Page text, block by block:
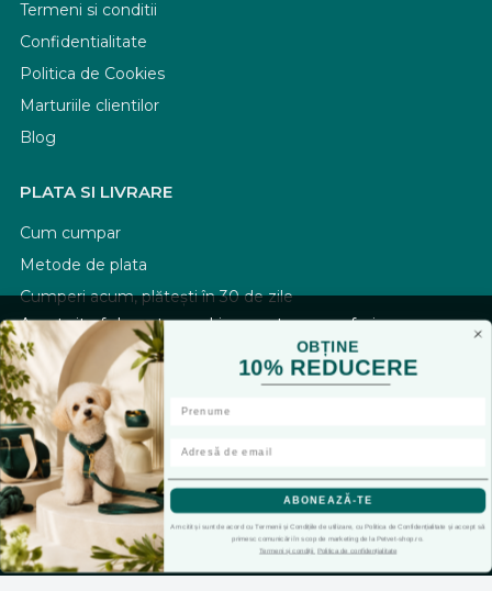
Acest site foloseste cookies pentru a va oferi
functionalitatea dorita. Navigand in continuare, sunteti
de acord cu
Politica de cookiessi cu plasarea de cookies,
cu scopul de a va oferi o experienta imbunatatita.
Accepta toate cookie-urile
Doar cookie-uri esentiale
Preferinte cookie-uri
Termeni si conditii
Confidentialitate
Politica de Cookies
Marturiile clientilor
Blog
PLATA SI LIVRARE
Cum cumpar
Metode de plata
Cumperi acum, plătești în 30 de zile
Transport si retururi
Returnarea produselor
De ce să cumperi de la PetVet-Shop
ASISTENTA
Contacteaza-ne
Intrebari frecvente
Harta site
OBȚINE
10% REDUCERE
ABONEAZĂ-TE
Am citit și sunt de acord cu Termenii și Condițiile de utilizare, cu Politica de Confidențialitate și accept să
primesc comunicări în scop de marketing de la Petvet-shop.ro.
Termeni și condiții Politica de confidențialitate